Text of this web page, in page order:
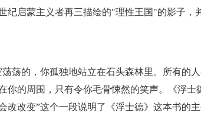
纪启蒙主义者再三描绘的"理性王国"的影子，
荡的，你孤独地站立在石头森林里。所有的
你的周围，只有令你毛骨悚然的笑声。《浮士
改改变”这个一段说明了《浮士德》这本书的